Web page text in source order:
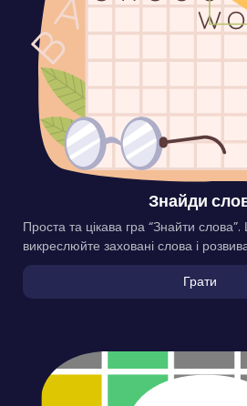
Знайди
Проста та цікава гра “Знайти
викреслюйте заховані слова і
Грати